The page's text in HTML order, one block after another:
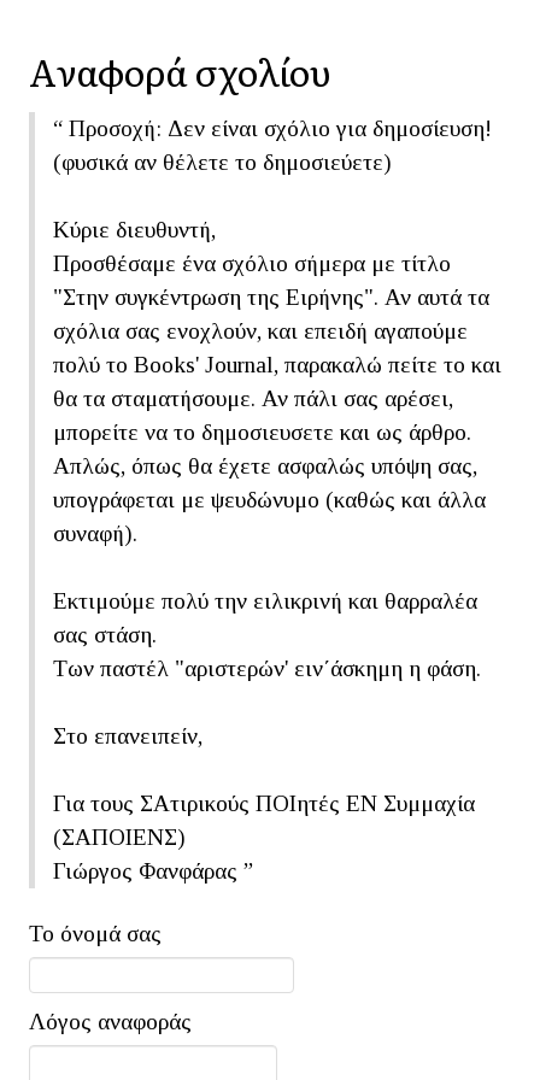
Aναφορά σχoλίου
“ Προσοχή: Δεν είναι σχόλιο για δημοσίευση!
(φυσικά αν θέλετε το δημοσιεύετε)
Κύριε διευθυντή,
Προσθέσαμε ένα σχόλιο σήμερα με τίτλο
"Στην συγκέντρωση της Ειρήνης". Αν αυτά τα
σχόλια σας ενοχλούν, και επειδή αγαπούμε
πολύ το Books' Journal, παρακαλώ πείτε το και
θα τα σταματήσουμε. Αν πάλι σας αρέσει,
μπορείτε να το δημοσιευσετε και ως άρθρο.
Απλώς, όπως θα έχετε ασφαλώς υπόψη σας,
υπογράφεται με ψευδώνυμο (καθώς και άλλα
συναφή).
Εκτιμούμε πολύ την ειλικρινή και θαρραλέα
σας στάση.
Των παστέλ "αριστερών' ειν΄άσκημη η φάση.
Στο επανειπείν,
Για τους ΣΑτιρικούς ΠΟΙητές ΕΝ Συμμαχία
(ΣΑΠΟΙΕΝΣ)
Γιώργος Φανφάρας ”
Το όνομά σας
Λόγος αναφοράς